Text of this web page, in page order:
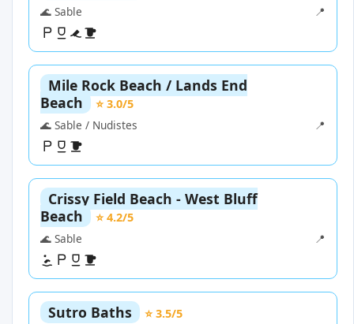
🌊 Sable
📍
Mile Rock Beach / Lands End
Beach
⭐ 3.0/5
🌊 Sable / Nudistes
📍
Crissy Field Beach - West Bluff
Beach
⭐ 4.2/5
🌊 Sable
📍
Sutro Baths
⭐ 3.5/5